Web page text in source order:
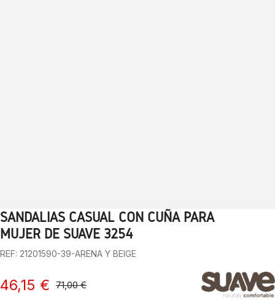
1 2 3 4 5 6 7 8 9
SANDALIAS CASUAL CON CUÑA PARA
MUJER DE SUAVE 3254
REF: 21201590-39-ARENA Y BEIGE
46,15 € 71,00 €